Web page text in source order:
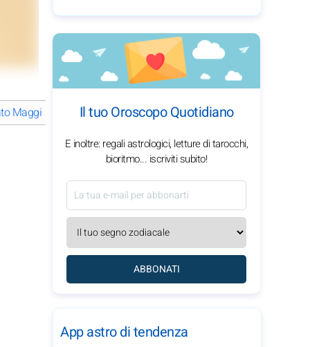
Maggie Q la sua carriera di successo? Il viaggio ispiratore di
Il tuo Oroscopo Quotidiano
E inoltre: regali astrologici, letture di tarocchi,
bioritmo... iscriviti subito!
ABBONATI
App astro di tendenza